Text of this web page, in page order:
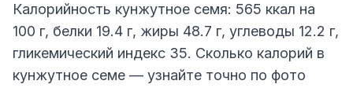
Калорийность кунжутное семя: 565 ккал на
100 г, белки 19.4 г, жиры 48.7 г, углеводы 12.2 г,
гликемический индекс 35. Сколько калорий в
кунжутное семе — узнайте точно по фото